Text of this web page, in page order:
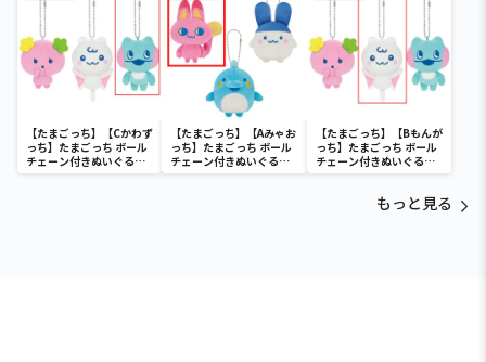
【たまごっち】【Cかわず
っち】たまごっち ボール
チェーン付きぬいぐるみ
～Tamagotchi
【たまごっち】【Aみゃお
っち】たまごっち ボール
チェーン付きぬいぐるみ
～Tamagotchi
【たまごっち】【Bもんが
っち】たまごっち ボール
チェーン付きぬいぐるみ
～Tamagotchi
もっと見る